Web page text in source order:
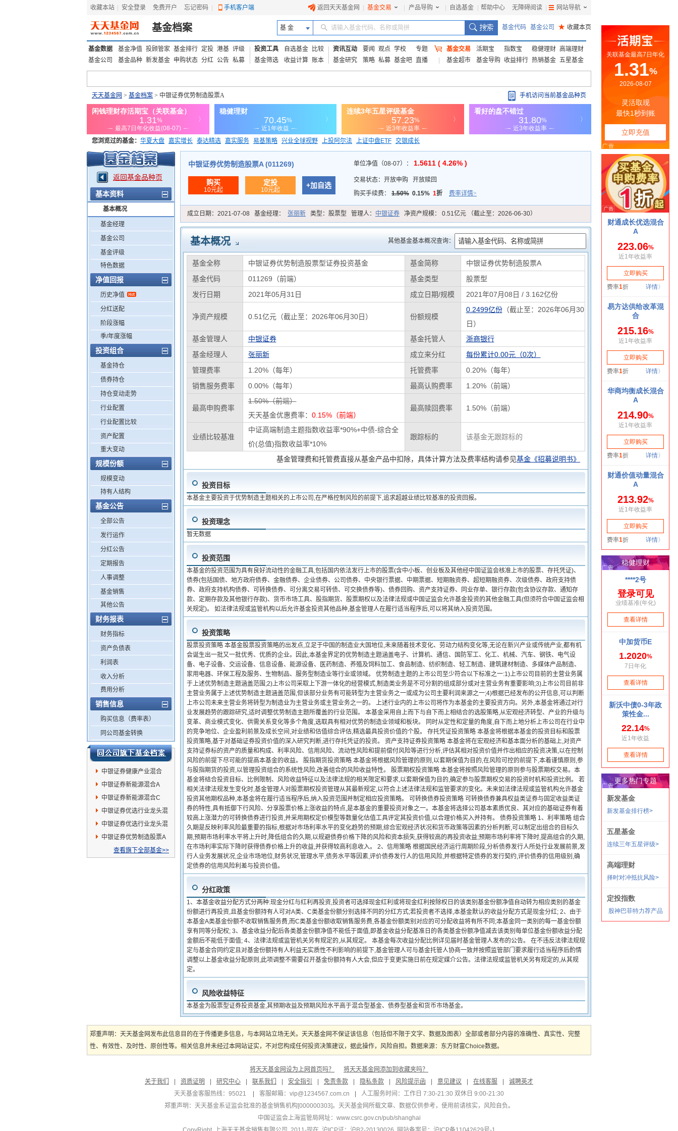
收藏本站 安全登录 免费开户 忘记密码 手机客户端 返回天天基金网 基金交易 产品导购 自选基金 帮助中心 无障碍阅读 网站导航
基金档案 基 金 请输入基金代码、名称或简拼 基金代码 基金公司 ★ 收藏本页
基金数据 基金净值 投顾管家 基金排行 定投 港基 评级
基金公司
基金品种 新发基金 申购状态 分红 公告 私募
投资工具 自选基金
比较
基金筛选
收益计算 账本
资讯互动 要闻 观点 学校
专题
基金研究
策略 私募 基金吧 直播
基金交易 活期宝 指数宝 稳健理财 高端理财
基金超市
基金导购 收益排行 热销基金 五星基金
天天基金网 > 基金档案 > 中银证券优势制造股票A 手机访问当前基金品种页
您浏览过的基金： 华夏大盘 嘉实增长 泰达精选 嘉实服务 易基策略 兴业全球视野 上投阿尔法 上证中盘ETF 交银成长
添富优势 华安宏利 上证180价值ETF
返回基金品种页
基本资料
基本概况
基金经理
基金公司
基金评级
特色数据
净值回报
历史净值
分红送配
阶段涨幅
季/年度涨幅
投资组合
基金持仓
债券持仓
持仓变动走势
行业配置
行业配置比较
资产配置
重大变动
规模份额
规模变动
持有人结构
基金公告
全部公告
发行运作
分红公告
定期报告
人事调整
基金销售
其他公告
财务报表
财务指标
资产负债表
利润表
收入分析
费用分析
销售信息
购买信息（费率表）
同公司基金转换
中银证券健康产业混合
中银证券新能源混合A
中银证券新能源混合C
中银证券优选行业龙头混
合A
中银证券优选行业龙头混
合C
中银证券优势制造股票A
查看旗下全部基金>>
中银证券优势制造股票A (011269)
购买
10元起
定投
10元起
+加自选
单位净值（08-07）： 1.5611 ( 4.26% )
交易状态： 开放申购
开放赎回
购买手续费： 1.50% 0.15% 1折 费率详情>
成立日期： 2021-07-08 基金经理： 张丽新 类型： 股票型 管理人： 中银证券 净资产规模： 0.51亿元 （截止至：2026-06-30）
基本概况 其他基金基本概况查询：
基金全称 中银证券优势制造股票型证券投资基金 基金简称
中银证券优势制造股票A
基金代码
011269（前端） 基金类型
股票型
发行日期
2021年05月31日 成立日期/规模 2021年07月08日 / 3.162亿份
净资产规模 0.51亿元（截止至：2026年06月30日） 份额规模
0.2499亿份（截止至：2026年06月30
日）
基金管理人
中银证券 基金托管人
浙商银行
基金经理人
张丽新 成立来分红
每份累计0.00元（0次）
管理费率
1.20%（每年） 托管费率
0.20%（每年）
销售服务费率
0.00%（每年） 最高认购费率 1.20%（前端）
最高申购费率
1.50%（前端）
天天基金优惠费率： 0.15%（前端）
最高赎回费率 1.50%（前端）
业绩比较基准
中证高端制造主题指数收益率*90%+中债-综合全
价(总值)指数收益率*10%
跟踪标的 该基金无跟踪标的
基金管理费和托管费直接从基金产品中扣除，具体计算方法及费率结构请参见基金《招募说明书》
投资目标
本基金主要投资于优势制造主题相关的上市公司,在严格控制风险的前提下,追求超越业绩比较基准的投资回报。
投资理念
暂无数据
投资范围
本基金的投资范围为具有良好流动性的金融工具,包括国内依法发行上市的股票(含中小板、创业板及其他经中国证监会核准上市的股票、存托凭证)、
债券(包括国债、地方政府债券、金融债券、企业债券、公司债券、中央银行票据、中期票据、短期融资券、超短期融资券、次级债券、政府支持债
券、政府支持机构债券、可转换债券、可分离交易可转债、可交换债券等)、债券回购、资产支持证券、同业存单、银行存款(包含协议存款、通知存
款、定期存款及其他银行存款)、货币市场工具、股指期货、股票期权以及法律法规或中国证监会允许基金投资的其他金融工具(但须符合中国证监会相
关规定)。 如法律法规或监管机构以后允许基金投资其他品种,基金管理人在履行适当程序后,可以将其纳入投资范围。
投资策略
股票投资策略 本基金股票投资策略的出发点,立足于中国的制造业大国地位,未来随着技术变化、劳动力结构变化等,无论在新兴产业或传统产业,都有机
会诞生出一批又一批优秀、优质的企业。因此,本基金界定的优势制造主题涵盖电子、计算机、通信、国防军工、化工、机械、汽车、钢铁、电气设
备、电子设备、交运设备、信息设备、能源设备、医药制造、养殖及饲料加工、食品制造、纺织制造、轻工制造、建筑建材制造、多媒体产品制造、
家用电器、环保工程及服务、生物制品、服务型制造业等行业或领域。 优势制造主题的上市公司至少符合以下标准之一:1)上市公司目前的主营业务属
于上述优势制造主题涵盖范围;2)上市公司采取上下游一体化的经营模式,制造类业务是不可分割的组成部分或对主营业务有重要影响;3)上市公司目前非
主营业务属于上述优势制造主题涵盖范围,但该部分业务有可能转型为主营业务之一或成为公司主要利润来源之一;4)根据已经发布的公开信息,可以判断
上市公司未来主营业务将转型为制造业为主营业务或主营业务之一的。 上述行业内的上市公司将作为本基金的主要投资方向。另外,本基金将通过对行
业发展趋势的跟踪研究,适时调整优势制造主题所覆盖的行业范围。 本基金采用自上而下与自下而上相结合的选股策略,从宏观经济转型、产业的升级与
变革、商业模式变化、供需关系变化等多个角度,选取具有相对优势的制造业领域和板块。 同时从定性和定量的角度,自下而上地分析上市公司在行业中
的竞争地位、企业盈利前景及成长空间,对业绩和估值综合评估,精选最具投资价值的个股。 存托凭证投资策略 本基金将根据本基金的投资目标和股票
投资策略,基于对基础证券投资价值的深入研究判断,进行存托凭证的投资。 资产支持证券投资策略 本基金将在宏观经济和基本面分析的基础上,对资产
支持证券标的资产的质量和构成、利率风险、信用风险、流动性风险和提前偿付风险等进行分析,评估其相对投资价值并作出相应的投资决策,以在控制
风险的前提下尽可能的提高本基金的收益。 股指期货投资策略 本基金将根据风险管理的原则,以套期保值为目的,在风险可控的前提下,本着谨慎原则,参
与股指期货的投资,以管理投资组合的系统性风险,改善组合的风险收益特性。 股票期权投资策略 本基金将按照风险管理的原则参与股票期权交易。本
基金将结合投资目标、比例限制、风险收益特征以及法律法规的相关限定和要求,以套期保值为目的,确定参与股票期权交易的投资时机和投资比例。 若
相关法律法规发生变化时,基金管理人对股票期权投资管理从其最新规定,以符合上述法律法规和监管要求的变化。未来如法律法规或监管机构允许基金
投资其他期权品种,本基金将在履行适当程序后,纳入投资范围并制定相应投资策略。 可转换债券投资策略 可转换债券兼具权益类证券与固定收益类证
券的特性,具有抵御下行风险、分享股票价格上涨收益的特点,是本基金的重要投资对象之一。本基金将选择公司基本素质优良、其对应的基础证券有着
较高上涨潜力的可转换债券进行投资,并采用期权定价模型等数量化估值工具评定其投资价值,以合理价格买入并持有。 债券投资策略 1、利率策略 组合
久期是反映利率风险最重要的指标,根据对市场利率水平的变化趋势的预期,综合宏观经济状况和货币政策等因素的分析判断,可以制定出组合的目标久
期,预期市场利率水平将上升时,降低组合的久期,以规避债券价格下降的风险和资本损失,获得较高的再投资收益;预期市场利率将下降时,提高组合的久期,
在市场利率实际下降时获得债券价格上升的收益,并获得较高利息收入。 2、信用策略 根据国民经济运行周期阶段,分析债券发行人所处行业发展前景,发
行人业务发展状况,企业市场地位,财务状况,管理水平,债务水平等因素,评价债券发行人的信用风险,并根据特定债券的发行契约,评价债券的信用级别,确
定债券的信用风险利差与投资价值。
分红政策
1、本基金收益分配方式分两种:现金分红与红利再投资,投资者可选择现金红利或将现金红利按除权日的该类别基金份额净值自动转为相应类别的基金
份额进行再投资,且基金份额持有人可对A类、C类基金份额分别选择不同的分红方式;若投资者不选择,本基金默认的收益分配方式是现金分红; 2、由于
本基金A类基金份额不收取销售服务费,而C类基金份额收取销售服务费,各基金份额类别对应的可分配收益将有所不同;本基金同一类别的每一基金份额
享有同等分配权; 3、基金收益分配后各类基金份额净值不能低于面值,即基金收益分配基准日的各类基金份额净值减去该类别每单位基金份额收益分配
金额后不能低于面值; 4、法律法规或监管机关另有规定的,从其规定。 本基金每次收益分配比例详见届时基金管理人发布的公告。 在不违反法律法规规
定与基金合同约定且对基金份额持有人利益无实质性不利影响的前提下,基金管理人可与基金托管人协商一致并按照监管部门要求履行适当程序后酌情
调整以上基金收益分配原则,此项调整不需要召开基金份额持有人大会,但应于变更实施日前在规定媒介公告。法律法规或监管机关另有规定的,从其规
定。
风险收益特征
本基金为股票型证券投资基金,其预期收益及预期风险水平高于混合型基金、债券型基金和货币市场基金。
郑重声明：天天基金网发布此信息目的在于传播更多信息，与本网站立场无关。天天基金网不保证该信息（包括但不限于文字、数据及图表）全部或者部分内容的准确性、真实性、完整
性、有效性、及时性、原创性等。相关信息并未经过本网站证实，不对您构成任何投资决策建议，据此操作，风险自担。数据来源：东方财富Choice数据。
将天天基金网设为上网首页吗？
将天天基金网添加到收藏夹吗？
关于我们
资质证明 研究中心 联系我们 安全指引 免责条款 隐私条款 风险提示函 意见建议 在线客服
诚聘英才
天天基金客服热线：95021
客服邮箱： vip@1234567.com.cn
人工服务时间：工作日 7:30-21:30 双休日 9:00-21:30
郑重声明： 天天基金系证监会批准的基金销售机构[000000303]。天天基金网所载文章、数据仅供参考，使用前请核实，风险自负。
中国证监会上海监管局网址： www.csrc.gov.cn/pub/shanghai